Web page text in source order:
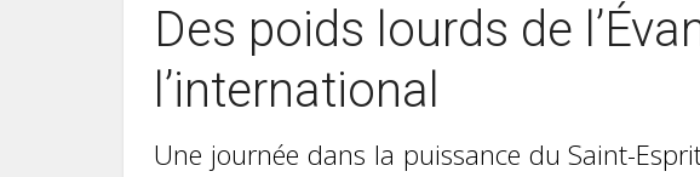
Des poids lourds de
l’international
Une journée dans la puissance du Saint-